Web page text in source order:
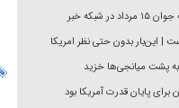
در شبکه خبر
| این‌بار بدون حتی نظر امریکا
به پشت میانجی‌ها خزید
برای پایان قدرت آمریکا بود